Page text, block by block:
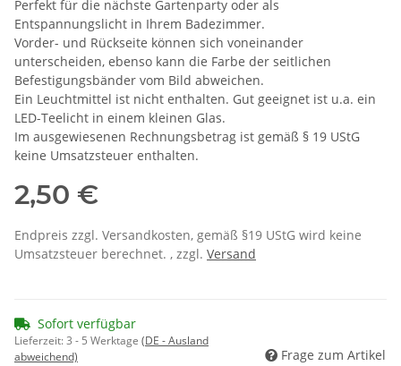
Perfekt für die nächste Gartenparty oder als
Entspannungslicht in Ihrem Badezimmer.
Vorder- und Rückseite können sich voneinander
unterscheiden, ebenso kann die Farbe der seitlichen
Befestigungsbänder vom Bild abweichen.
Ein Leuchtmittel ist nicht enthalten. Gut geeignet ist u.a. ein
LED-Teelicht in einem kleinen Glas.
Im ausgewiesenen Rechnungsbetrag ist gemäß § 19 UStG
keine Umsatzsteuer enthalten.
2,50 €
Endpreis zzgl. Versandkosten, gemäß §19 UStG wird keine
Umsatzsteuer berechnet. , zzgl. Versand
Sofort verfügbar
Lieferzeit:3 - 5 Werktage (DE - Ausland
abweichend)
Frage zum Artikel